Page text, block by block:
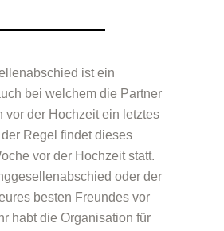
ist ein
bei welchem die Partner
vor der Hochzeit ein letztes
Regel findet dieses
vor der Hochzeit statt.
oder der
besten Freundes vor
habt die Organisation für